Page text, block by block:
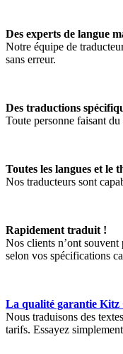
Des experts de langue
Notre équipe de
sans erreur.
Des traductions
Toute personne faisant
Toutes les langues et le
Nos traducteurs sont
Rapidement traduit !
Nos clients n’ont souvent
selon vos spécifications
La qualité garantie Kitz
Nous traduisons des
tarifs. Essayez